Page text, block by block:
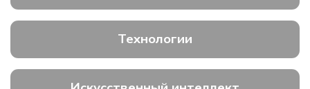
Технологии